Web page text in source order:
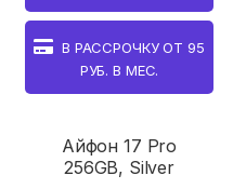
В РАССРОЧКУ ОТ 95
РУБ. В МЕС.
Айфон 17 Pro
256GB, Silver